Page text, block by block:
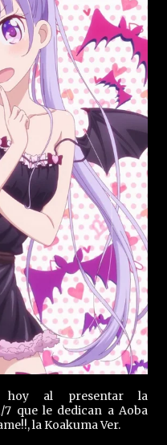
hoy al presentar la
que le dedican a Aoba
la Koakuma Ver.